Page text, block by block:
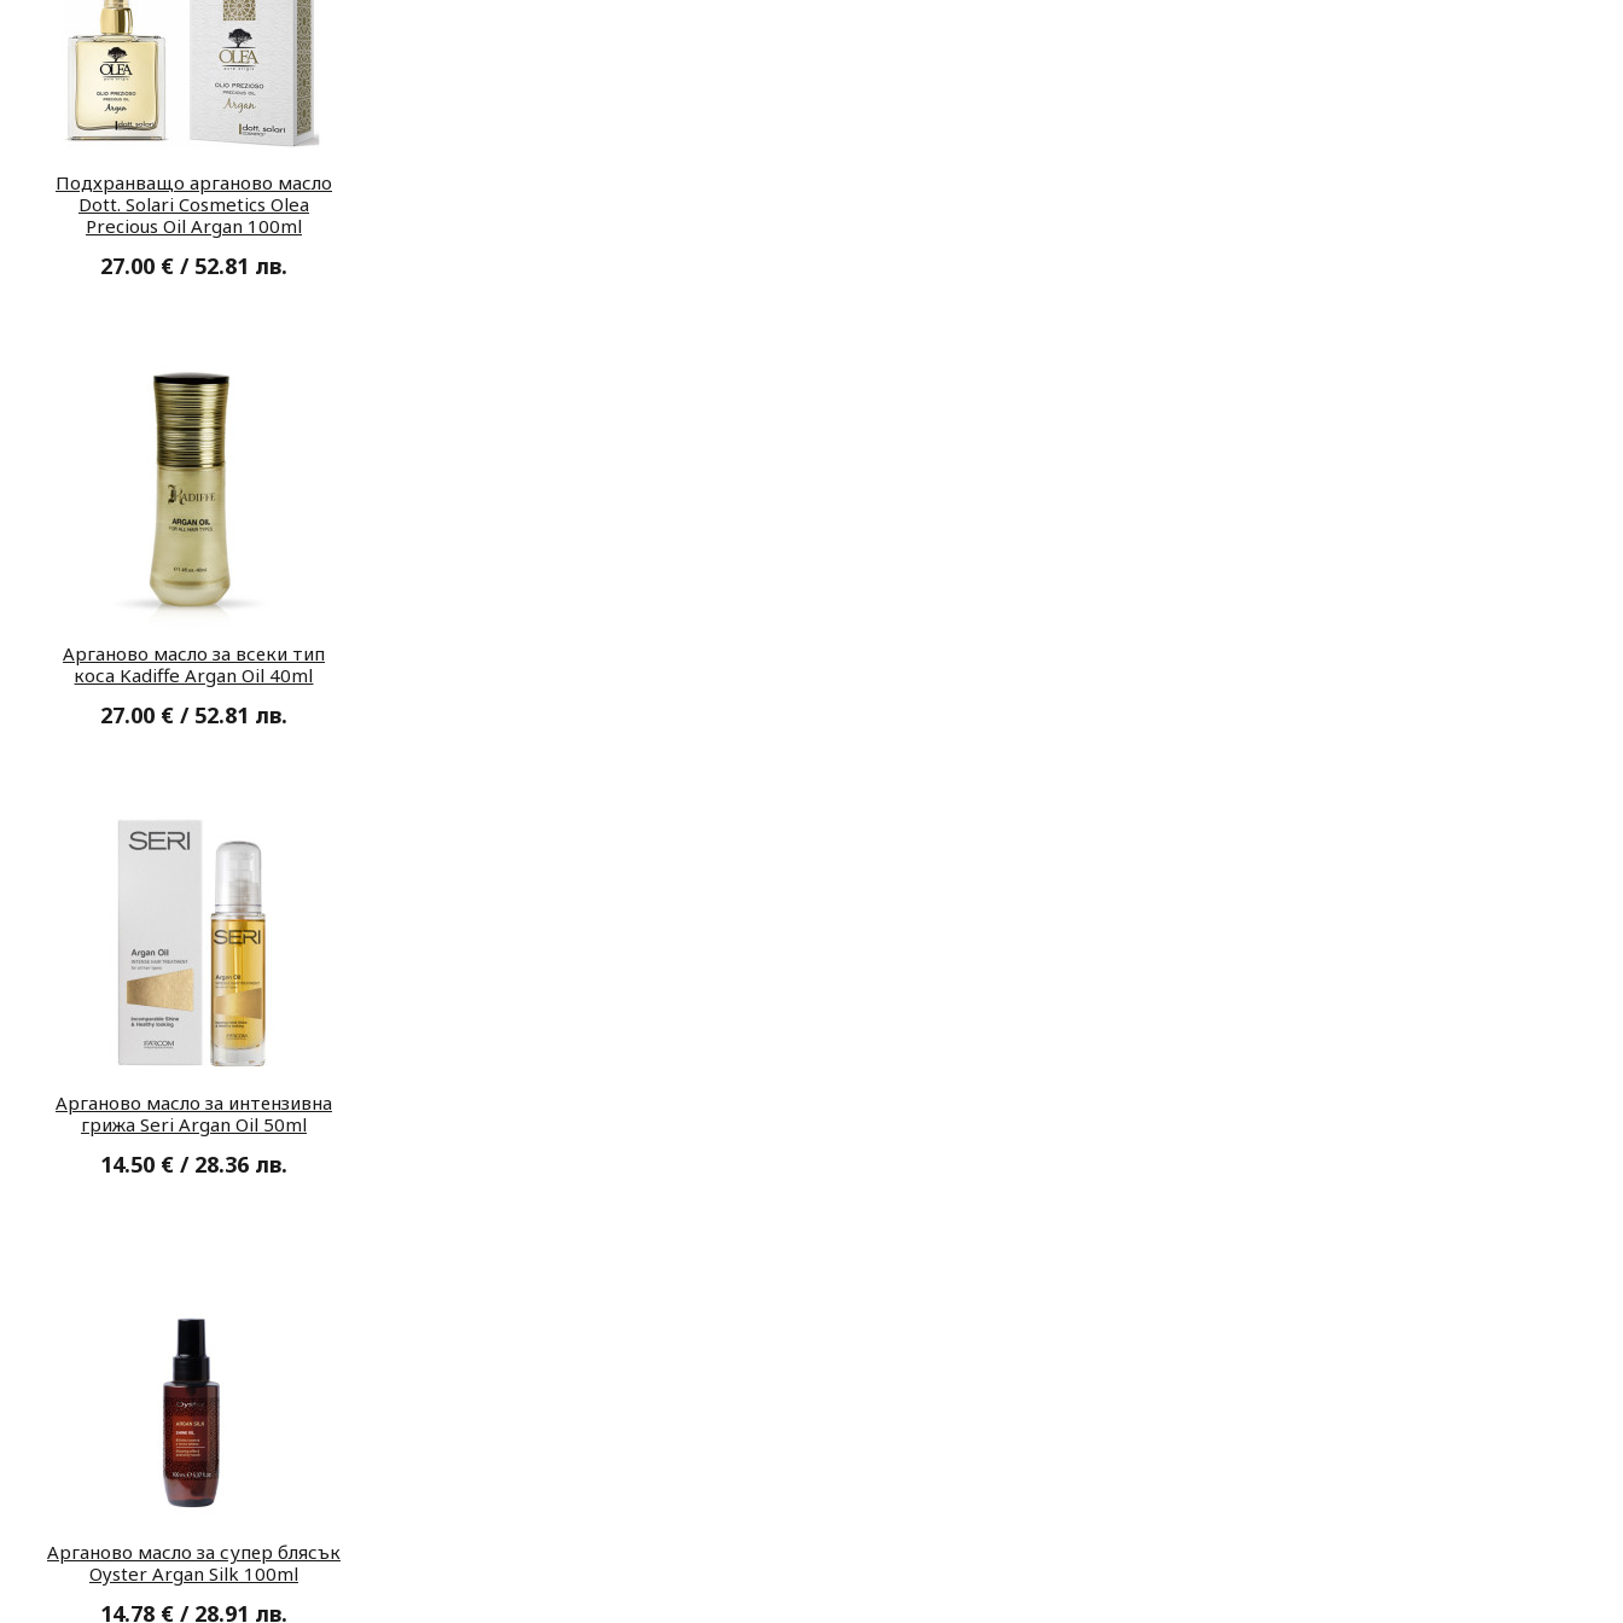
Подхранващо арганово масло
Dott. Solari Cosmetics Olea
Precious Oil Argan 100ml
27.00 € / 52.81 лв.
Арганово масло за всеки тип
коса Kadiffe Argan Oil 40ml
27.00 € / 52.81 лв.
Арганово масло за интензивна
грижа Seri Argan Oil 50ml
14.50 € / 28.36 лв.
Арганово масло за супер блясък
Oyster Argan Silk 100ml
14.78 € / 28.91 лв.